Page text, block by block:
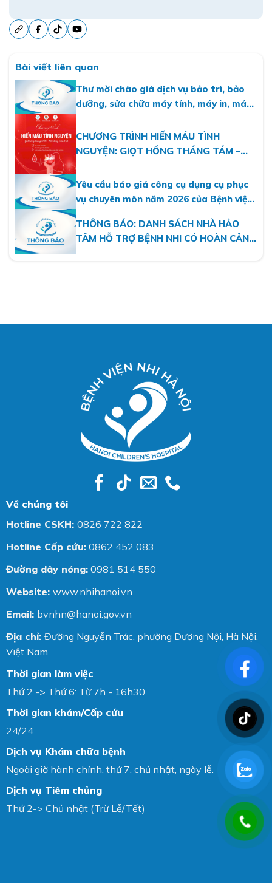
Bài viết liên quan
Thư mời chào giá dịch vụ bảo trì, bảo
dưỡng, sửa chữa máy tính, máy in, máy
CHƯƠNG TRÌNH HIẾN MÁU TÌNH
NGUYỆN: GIỌT HỒNG THÁNG TÁM –
Yêu cầu báo giá công cụ dụng cụ phục
vụ chuyên môn năm 2026 của Bệnh viện
THÔNG BÁO: DANH SÁCH NHÀ HẢO
TÂM HỖ TRỢ BỆNH NHI CÓ HOÀN CẢNH
Về chúng tôi
Hotline CSKH: 0826 722 822
Hotline Cấp cứu: 0862 452 083
Đường dây nóng: 0981 514 550
Website: www.nhihanoi.vn
Email: bvnhn@hanoi.gov.vn
Địa chỉ: Đường Nguyễn Trác, phường Dương Nội, Hà Nội,
Việt Nam
Thời gian làm việc
Thứ 2 -> Thứ 6: Từ 7h - 16h30
Thời gian khám/Cấp cứu
24/24
Dịch vụ Khám chữa bệnh
Ngoài giờ hành chính, thứ 7, chủ nhật, ngày lễ.
Dịch vụ Tiêm chủng
Thứ 2-> Chủ nhật (Trừ Lễ/Tết)